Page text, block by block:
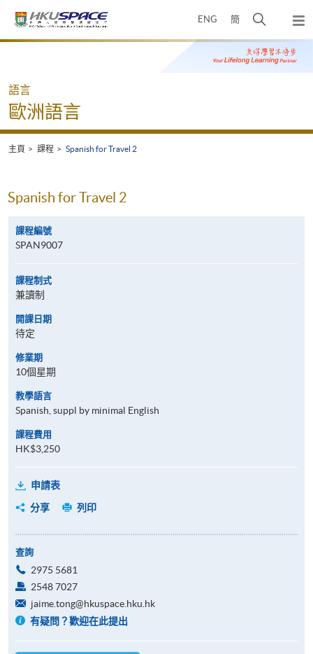
ENG 簡
開
搜
尋
彈
出
主
Main
語言
歐洲語言
主頁 課程 Spanish for Travel 2
Spanish for Travel 2
課程編號
SPAN9007
課程制式
兼讀制
開課日期
待定
修業期
10個星期
教學語言
Spanish, suppl by minimal English
課程費用
HK$3,250
申請表
分享
列印
查詢
2975 5681
2548 7027
jaime.tong@hkuspace.hku.hk
有疑問？歡迎在此提出